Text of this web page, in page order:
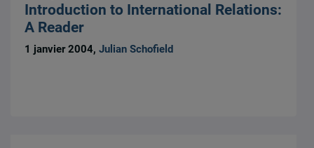
Introduction to International Relations:
A Reader
1 janvier 2004,Julian Schofield